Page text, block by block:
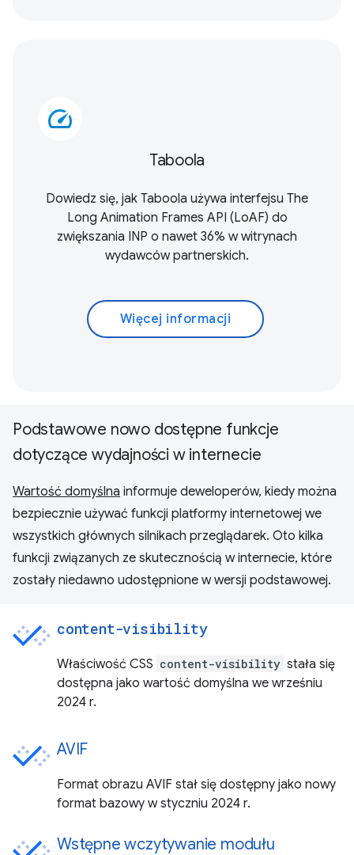
speed
Taboola
Dowiedz się, jak Taboola używa interfejsu The
Long Animation Frames API (LoAF) do
zwiększania INP o nawet 36% w witrynach
wydawców partnerskich.
Więcej informacji
Podstawowe nowo dostępne funkcje
dotyczące wydajności w internecie
Wartość domyślna informuje deweloperów, kiedy można
bezpiecznie używać funkcji platformy internetowej we
wszystkich głównych silnikach przeglądarek. Oto kilka
funkcji związanych ze skutecznością w internecie, które
zostały niedawno udostępnione w wersji podstawowej.
content-visibility
Właściwość CSS content-visibility stała się
dostępna jako wartość domyślna we wrześniu
2024 r.
AVIF
Format obrazu AVIF stał się dostępny jako nowy
format bazowy w styczniu 2024 r.
Wstępne wczytywanie modułu